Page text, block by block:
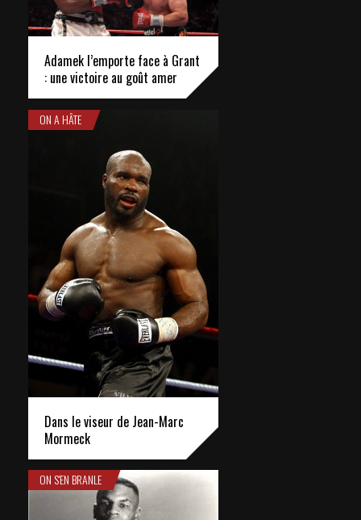
Adamek l’emporte face à Grant
: une victoire au goût amer
ON A HÂTE
Dans le viseur de Jean-Marc
Mormeck
ON S'EN BRANLE